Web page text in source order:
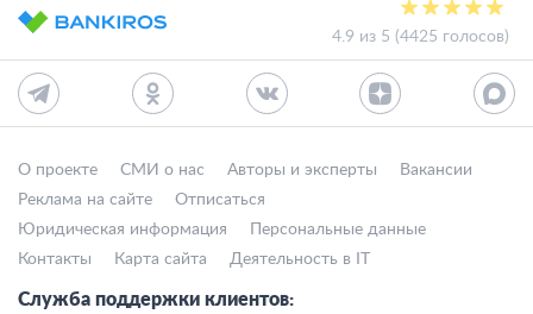
4.9 из 5 (4425 голосов)
О проекте СМИ о нас Авторы и эксперты
Вакансии
Реклама на сайте
Отписаться
Юридическая информация
Персональные данные
Контакты
Карта сайта Деятельность в IT
Служба поддержки клиентов: